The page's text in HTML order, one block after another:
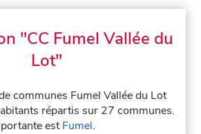
"CC Fumel Vallée du
Lot"
communes Fumel Vallée du Lot
répartis sur 27 communes.
estFumel.